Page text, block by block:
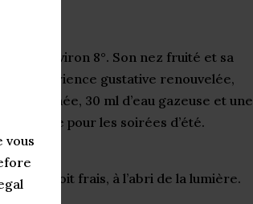
vous
d’environ 8°. Son nez fruité et sa
expérience gustative renouvelée,
Dessinée, 30 ml d’eau gazeuse et une
parfaite pour les soirées d’été.
endroit frais, à l’abri de la lumière.